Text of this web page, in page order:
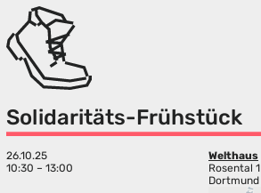
Solidaritäts-Frühstück
26.10.25
10:30 – 13:00
Welthaus
Rosental 1
Dortmund